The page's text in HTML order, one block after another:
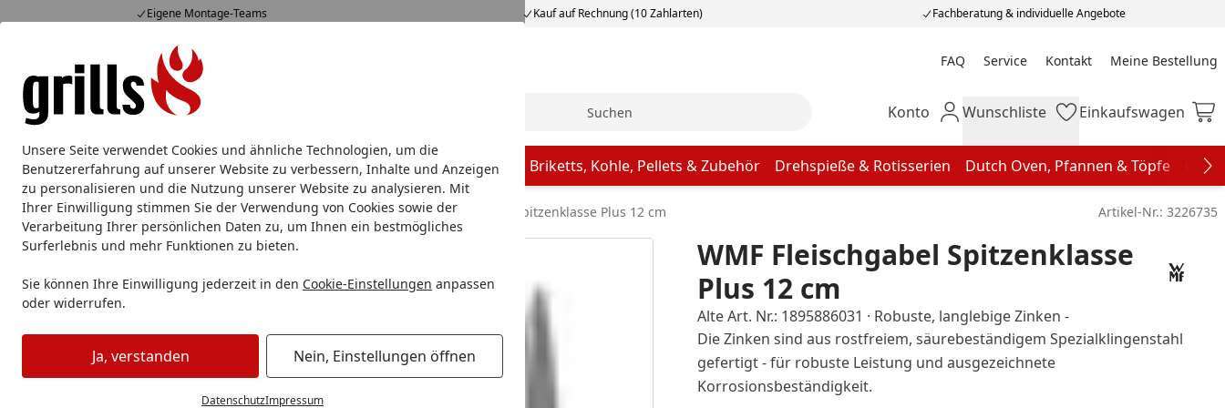
Unsere Seite verwendet Cookies und ähnliche Technologien, um die
Benutzererfahrung auf unserer Website zu verbessern, Inhalte und Anzeigen
zu personalisieren und die Nutzung unserer Website zu analysieren. Mit
Ihrer Einwilligung stimmen Sie der Verwendung von Cookies sowie der
Verarbeitung Ihrer persönlichen Daten zu, um Ihnen ein bestmögliches
Surferlebnis und mehr Funktionen zu bieten.
Sie können Ihre Einwilligung jederzeit in den Cookie-Einstellungen anpassen
oder widerrufen.
Ja, verstanden Nein, Einstellungen öffnen
DatenschutzImpressum
Eigene Montage-Teams Kauf auf Rechnung (10 Zahlarten) Fachberatung & individuelle Angebote
Mo-Fr. 8-16 Uhr 15.823 Bewertungen FAQ Service Kontakt Meine Bestellung
Meine Bestellung
Alle Produkte
Alle ProdukteMarken Mein Konto
Konto Wunschliste
Wunschliste Einkaufswagen
Einkaufswagen
Grillzubehör Aluschale Burgerpresse & Zubehör Butcher Paper Briketts, Kohle, Pellets & Zubehör Drehspieße & Rotisserien Dutch Oven, Pfannen & Töpfe
Startseite
Grillzubehör Grillbesteck Fleischgabeln & Grillhaken WMF Fleischgabel Spitzenklasse Plus 12 cm Artikel-Nr.: 3226735
WMF Fleischgabel Spitzenklasse
Plus 12 cm
Alte Art. Nr.: 1895886031 · Robuste, langlebige Zinken -
Die Zinken sind aus rostfreiem, säurebeständigem Spezialklingenstahl
gefertigt - für robuste Leistung und ausgezeichnete
Korrosionsbeständigkeit.